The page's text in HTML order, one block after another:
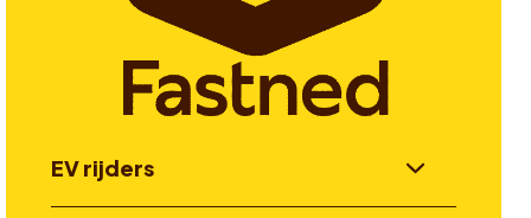
EV rijders